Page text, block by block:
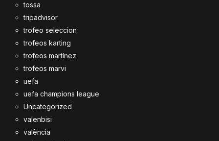
tossa
tripadvisor
trofeo seleccion
trofeos karting
trofeos martínez
trofeos marvi
uefa
uefa champions league
Uncategorized
valenbisi
valència